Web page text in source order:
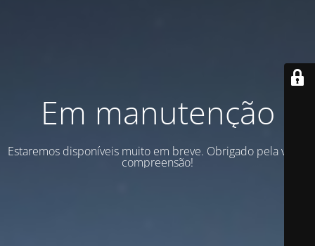
Em manutenção
Estaremos disponíveis muito em breve. Obrigado pela vossa
compreensão!